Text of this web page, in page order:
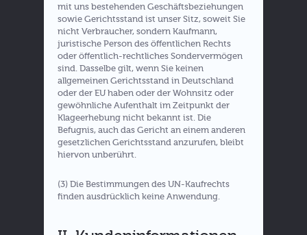
mit uns bestehenden Geschäftsbeziehungen
sowie Gerichtsstand ist unser Sitz, soweit Sie
nicht Verbraucher, sondern Kaufmann,
juristische Person des öffentlichen Rechts
oder öffentlich-rechtliches Sondervermögen
sind. Dasselbe gilt, wenn Sie keinen
allgemeinen Gerichtsstand in Deutschland
oder der EU haben oder der Wohnsitz oder
gewöhnliche Aufenthalt im Zeitpunkt der
Klageerhebung nicht bekannt ist. Die
Befugnis, auch das Gericht an einem anderen
gesetzlichen Gerichtsstand anzurufen, bleibt
hiervon unberührt.
(3) Die Bestimmungen des UN-Kaufrechts
finden ausdrücklich keine Anwendung.